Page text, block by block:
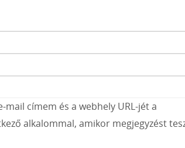
mail címem és a webhely URL-jét a
alkalommal, amikor megjegyzést